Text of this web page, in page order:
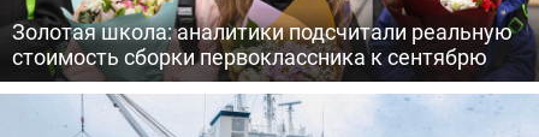
Золотая школа: аналитики подсчитали реальную
стоимость сборки первоклассника к сентябрю